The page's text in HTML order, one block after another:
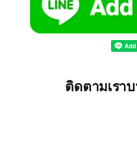
ติดตามเรา